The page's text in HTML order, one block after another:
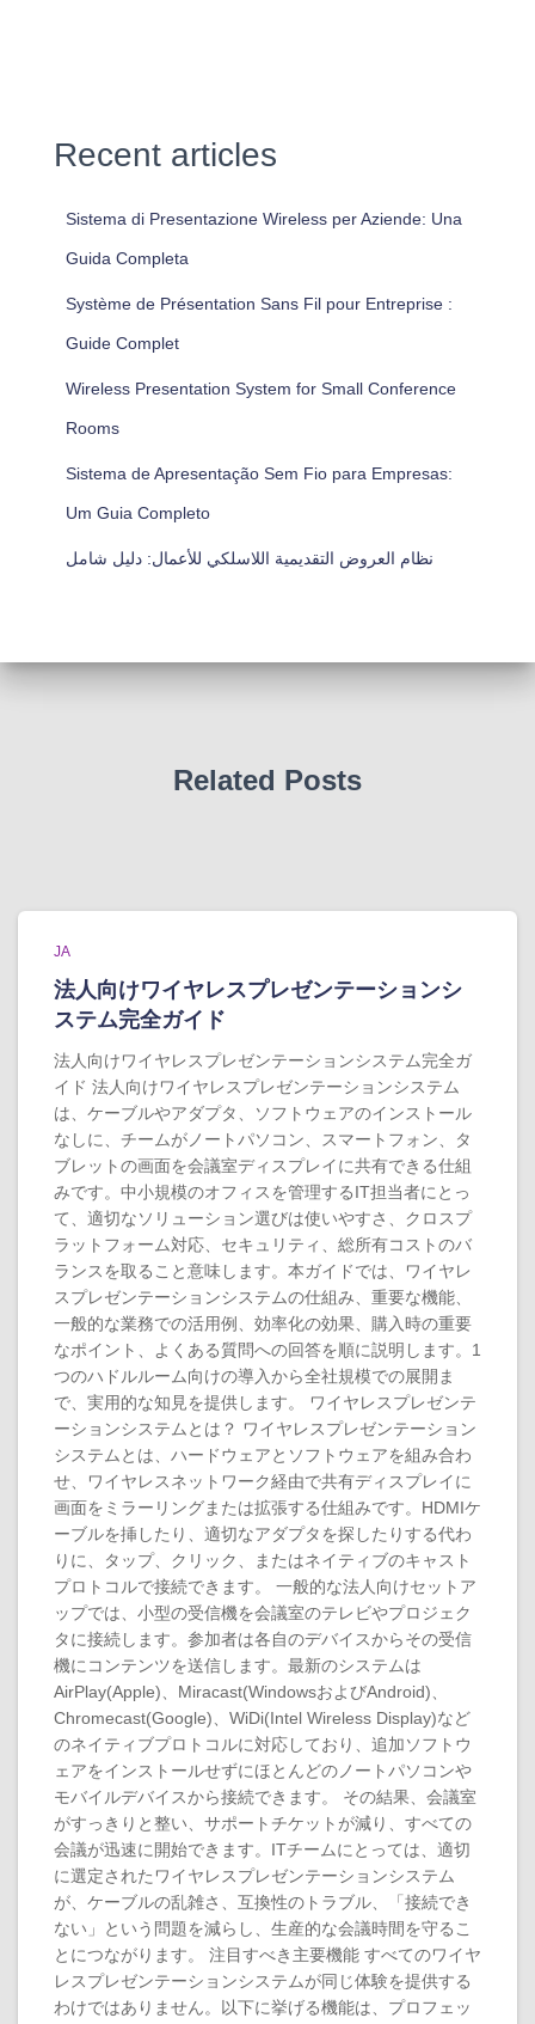
Recent articles
Sistema di Presentazione Wireless per Aziende: Una
Guida Completa
Système de Présentation Sans Fil pour Entreprise :
Guide Complet
Wireless Presentation System for Small Conference
Rooms
Sistema de Apresentação Sem Fio para Empresas:
Um Guia Completo
نظام العروض التقديمية اللاسلكي للأعمال: دليل شامل
Related Posts
JA
法人向けワイヤレスプレゼンテーションシ
ステム完全ガイド
法人向けワイヤレスプレゼンテーションシステム完全ガ
イド 法人向けワイヤレスプレゼンテーションシステム
は、ケーブルやアダプタ、ソフトウェアのインストール
なしに、チームがノートパソコン、スマートフォン、タ
ブレットの画面を会議室ディスプレイに共有できる仕組
みです。中小規模のオフィスを管理するIT担当者にとっ
て、適切なソリューション選びは使いやすさ、クロスプ
ラットフォーム対応、セキュリティ、総所有コストのバ
ランスを取ること意味します。本ガイドでは、ワイヤレ
スプレゼンテーションシステムの仕組み、重要な機能、
一般的な業務での活用例、効率化の効果、購入時の重要
なポイント、よくある質問への回答を順に説明します。1
つのハドルルーム向けの導入から全社規模での展開ま
で、実用的な知見を提供します。 ワイヤレスプレゼンテ
ーションシステムとは？ ワイヤレスプレゼンテーション
システムとは、ハードウェアとソフトウェアを組み合わ
せ、ワイヤレスネットワーク経由で共有ディスプレイに
画面をミラーリングまたは拡張する仕組みです。HDMIケ
ーブルを挿したり、適切なアダプタを探したりする代わ
りに、タップ、クリック、またはネイティブのキャスト
プロトコルで接続できます。 一般的な法人向けセットア
ップでは、小型の受信機を会議室のテレビやプロジェク
タに接続します。参加者は各自のデバイスからその受信
機にコンテンツを送信します。最新のシステムは
AirPlay(Apple)、Miracast(WindowsおよびAndroid)、
Chromecast(Google)、WiDi(Intel Wireless Display)など
のネイティブプロトコルに対応しており、追加ソフトウ
ェアをインストールせずにほとんどのノートパソコンや
モバイルデバイスから接続できます。 その結果、会議室
がすっきりと整い、サポートチケットが減り、すべての
会議が迅速に開始できます。ITチームにとっては、適切
に選定されたワイヤレスプレゼンテーションシステム
が、ケーブルの乱雑さ、互換性のトラブル、「接続でき
ない」という問題を減らし、生産的な会議時間を守るこ
とにつながります。 注目すべき主要機能 すべてのワイヤ
レスプレゼンテーションシステムが同じ体験を提供する
わけではありません。以下に挙げる機能は、プロフェッ